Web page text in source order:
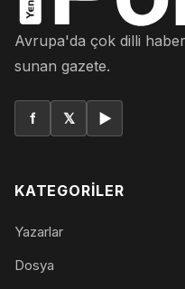
Avrupa'da çok dilli
sunan gazete.
f 𝕏 ▶
KATEGORILER
Yazarlar
Dosya